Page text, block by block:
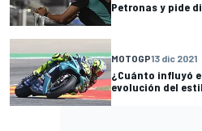
Petronas y pide
MOTOGP13 dic 2021
¿Cuánto influyó
evolución del